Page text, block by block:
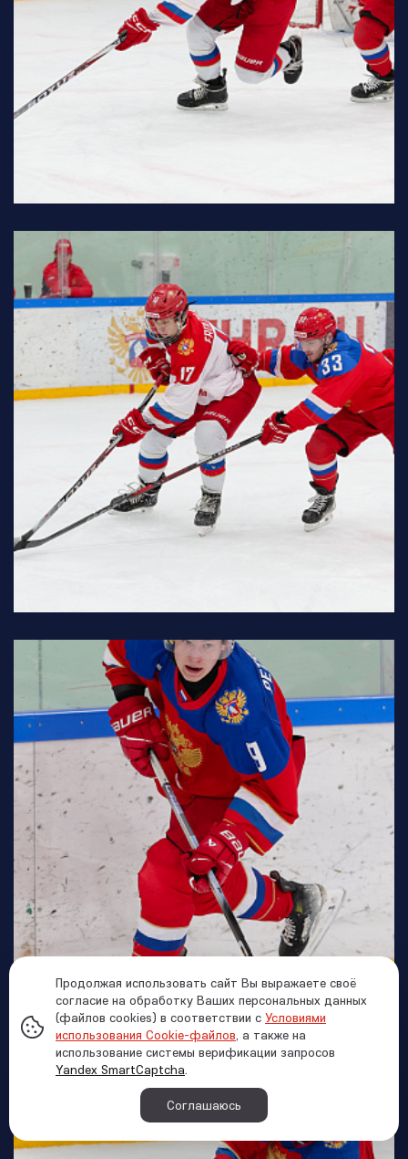
Продолжая использовать сайт Вы выражаете своё
согласие на обработку Ваших персональных данных
(файлов cookies) в соответствии с Условиями
использования Cookie-файлов, а также на
использование системы верификации запросов
Yandex SmartCaptcha.
Соглашаюсь